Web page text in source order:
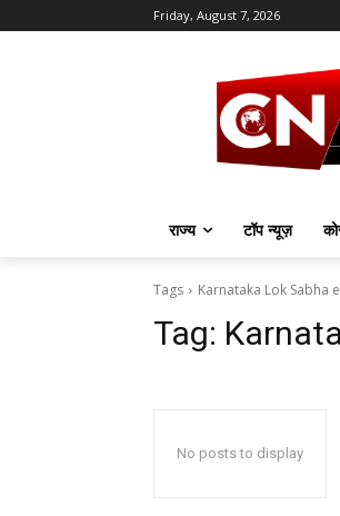
Friday, August 7, 2026
राज्य टॉप न्यूज़
Tags Karnataka Lok Sabha
Tag:
No posts to display